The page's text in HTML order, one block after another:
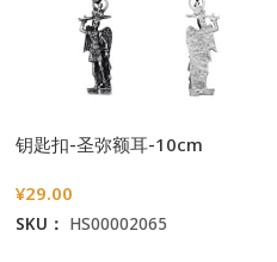
钥匙扣-圣弥额耳-10cm
¥29.00
SKU： HS00002065